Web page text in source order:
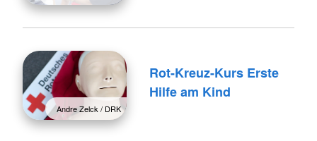
Andre Zelck / DRK
Rot-Kreuz-Kurs Erste
Hilfe am Kind